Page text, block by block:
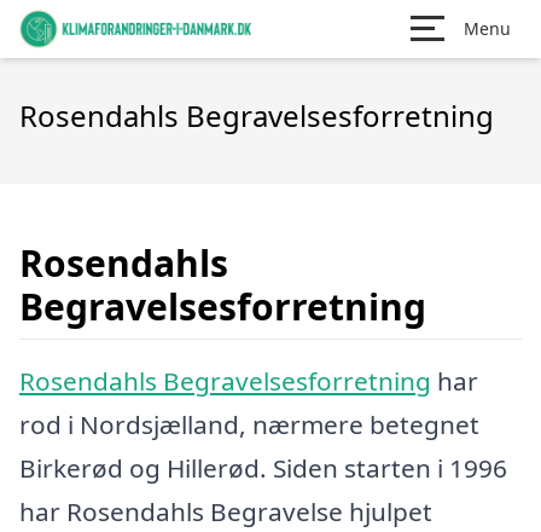
Menu
Rosendahls Begravelsesforretning
Rosendahls
Begravelsesforretning
Rosendahls Begravelsesforretning har
rod i Nordsjælland, nærmere betegnet
Birkerød og Hillerød. Siden starten i 1996
har Rosendahls Begravelse hjulpet